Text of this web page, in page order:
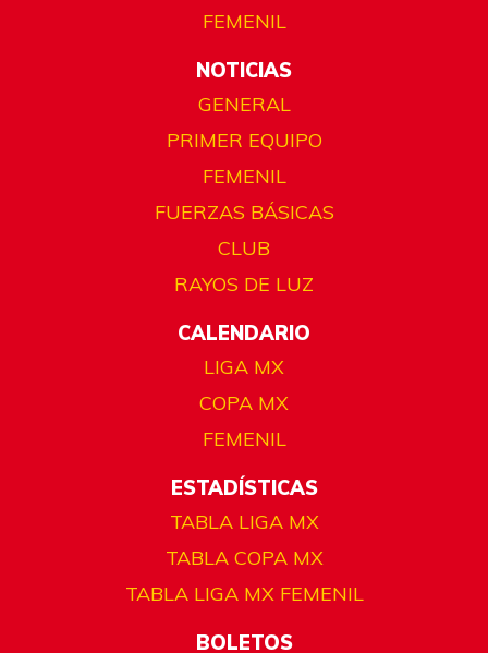
FEMENIL
NOTICIAS
GENERAL
PRIMER EQUIPO
FEMENIL
FUERZAS BÁSICAS
CLUB
RAYOS DE LUZ
CALENDARIO
LIGA MX
COPA MX
FEMENIL
ESTADÍSTICAS
TABLA LIGA MX
TABLA COPA MX
TABLA LIGA MX FEMENIL
BOLETOS